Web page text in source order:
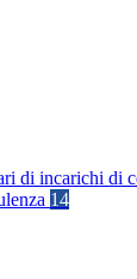
di incarichi di
14